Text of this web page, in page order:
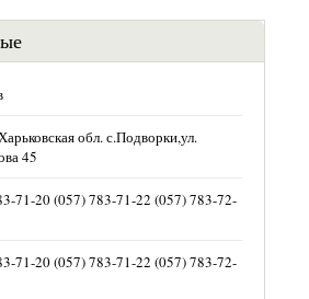
обл. с.Подворки,ул.
45
71-20 (057) 783-71-22 (057) 783-72-
71-20 (057) 783-71-22 (057) 783-72-